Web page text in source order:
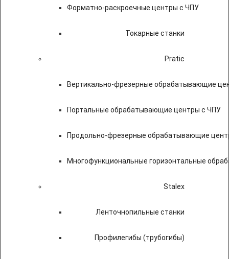
Форматно-раскроечные центры с ЧПУ
Токарные станки
Pratic
Вертикально-фрезерные обрабатывающие
Портальные обрабатывающие центры с ЧПУ
Продольно-фрезерные обрабатывающие
Многофункциональные горизонтальные
Stalex
Ленточнопильные станки
Профилегибы (трубогибы)